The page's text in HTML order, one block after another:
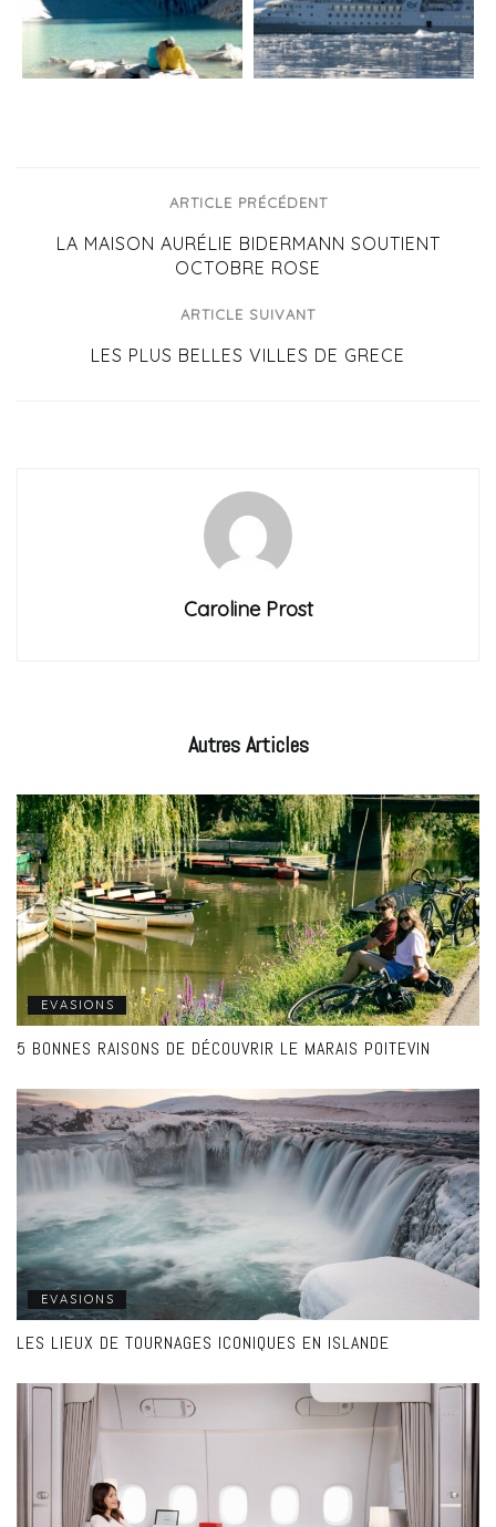
ARTICLE PRÉCÉDENT
LA MAISON AURÉLIE BIDERMANN SOUTIENT
OCTOBRE ROSE
ARTICLE SUIVANT
LES PLUS BELLES VILLES DE GRECE
Caroline Prost
AutresArticles
EVASIONS
5 BONNES RAISONS DE DÉCOUVRIR LE MARAIS POITEVIN
EVASIONS
LES LIEUX DE TOURNAGES ICONIQUES EN ISLANDE